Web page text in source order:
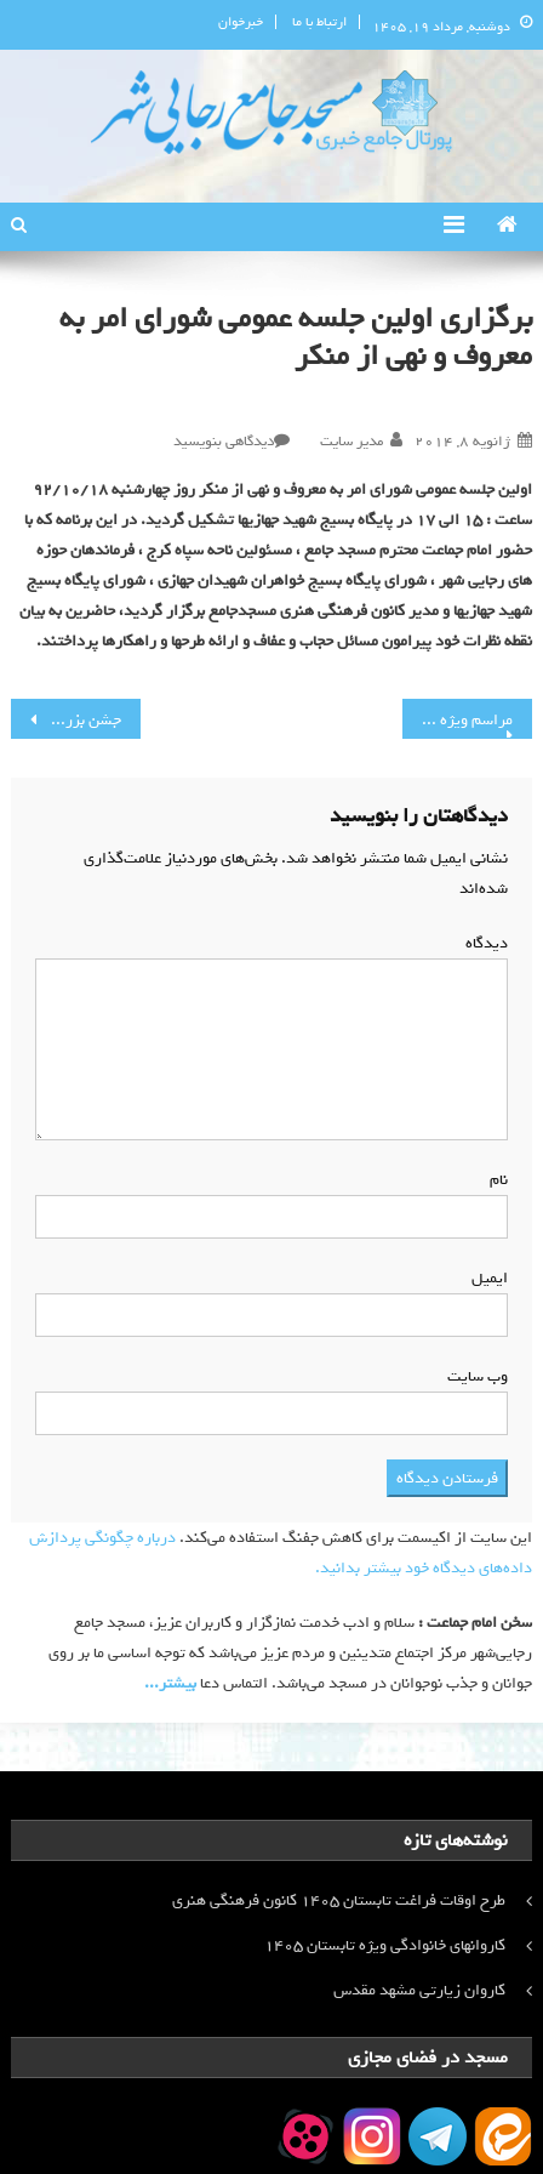
دوشنبه, مرداد ۱۹, ۱۴۰۵ ارتباط با ما خبرخوان
پورتال اطلاع‌رسانی مسجد جامع
برگزاری اولین جلسه عمومی شورای امر به
معروف و نهی از منکر
ژانویه 8, 2014 مدیر سایت دیدگاهی بنویسیددر
اولین
جلسه
عمومی
شورای
امر
به
اولین جلسه عمومی شورای امر به معروف و نهی از منکر روز چهارشنبه 92/10/18
ساعت : 15 الی 17 در پایگاه بسیج شهید جهازیها تشکیل گردید. در این برنامه که با
حضور امام جماعت محترم مسجد جامع ، مسئولین ناحه سپاه کرج ، فرماندهان حوزه
های رجایی شهر ، شورای پایگاه بسیج خواهران شهیدان جهازی ، شورای پایگاه بسیج
شهید جهازیها و مدیر کانون فرهنگی هنری مسجدجامع برگزار گردید، حاضرین به بیان
نقطه نظرات خود پیرامون مسائل حجاب و عفاف و ارائه طرحها و راهکارها پرداختند.
راهبری
جشن بزرگ میلاد نور مراسم ویژه شهادت حضرت امام حسن عسکری(ع)
دیدگاهتان را بنویسید
نشانی ایمیل شما منتشر نخواهد شد.بخش‌های موردنیاز علامت‌گذاری
شده‌اند
دیدگاه
نام
ایمیل
وب‌ سایت
این سایت از اکیسمت برای کاهش جفنگ استفاده می‌کند.درباره چگونگی پردازش
داده‌های دیدگاه خود بیشتر بدانید.
سخن امام جماعت :سلام و ادب خدمت نمازگزار و کاربران عزیز، مسجد جامع
رجایی‌شهر مرکز اجتماع متدینین و مردم عزیز می‌باشد که توجه اساسی ما بر روی
جوانان و جذب نوجوانان در مسجد می‌باشد. التماس دعابیشتر‫...‬
نوشته‌های تازه
طرح اوقات فراغت تابستان ۱۴۰۵ کانون فرهنگی هنری
کاروانهای خانوادگی ویژه تابستان ۱۴۰۵
کاروان زیارتی مشهد مقدس
مسجد در فضای مجازی